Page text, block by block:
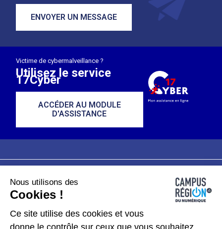
ENVOYER UN MESSAGE
Victime de cybermalveillance ?
Utilisez le service
17Cyber
ACCÉDER AU MODULE
D'ASSISTANCE
Plan du site
Données personnelles
Nous utilisons des
Cookies !
Ce site utilise des cookies et vous
donne le contrôle sur ceux que vous souhaitez